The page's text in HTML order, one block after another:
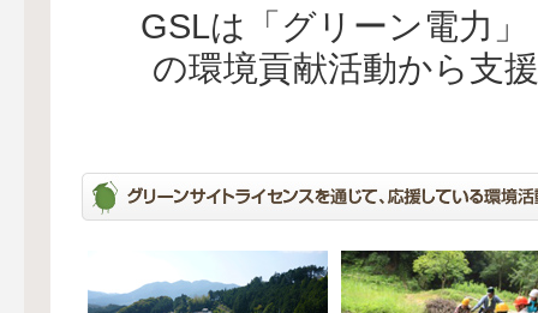
GSLは「グリーン電力
の環境貢献活動から支